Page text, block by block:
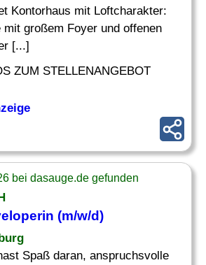
Kontorhaus mit Loftcharakter:
großem Foyer und offenen
[...]
ZUM STELLENANGEBOT
bei dasauge.de gefunden
(m/w/d)
Spaß daran, anspruchsvolle